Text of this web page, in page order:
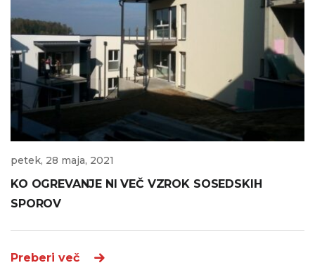
petek, 28 maja, 2021
KO OGREVANJE NI VEČ VZROK SOSEDSKIH
SPOROV
Preberi več